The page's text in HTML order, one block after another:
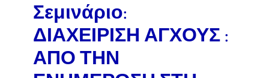
Σεμινάριο:
ΔΙΑΧΕΙΡΙΣΗ ΑΓΧΟΥΣ :
ΑΠΟ ΤΗΝ